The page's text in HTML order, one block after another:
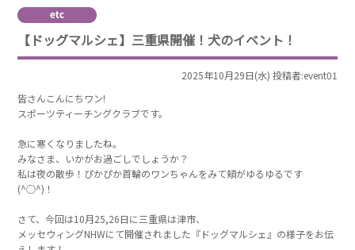
【ドッグマルシェ】三重県開催！犬のイベント！
2025年10月29日(水) 投稿者:event01
皆さんこんにちワン!
スポーツティーチングクラブです。
急に寒くなりましたね。
みなさま、いかがお過ごしでしょうか？
私は夜の散歩！ぴかぴか首輪のワンちゃんをみて頬がゆるゆるです
(^○^)！
さて、今回は10月25,26日に三重県は津市、
メッセウィングNHWにて開催されました『ドッグマルシェ』の様子をお伝